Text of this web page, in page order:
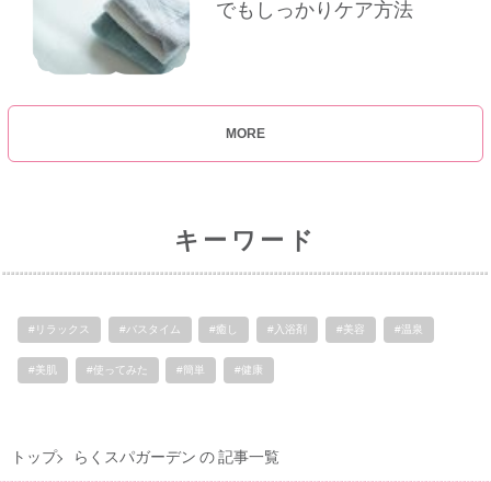
でもしっかりケア方法
MORE
キーワード
#リラックス #バスタイム #癒し #入浴剤 #美容 #温泉
#美肌 #使ってみた #簡単 #健康
トップ らくスパガーデン の 記事一覧